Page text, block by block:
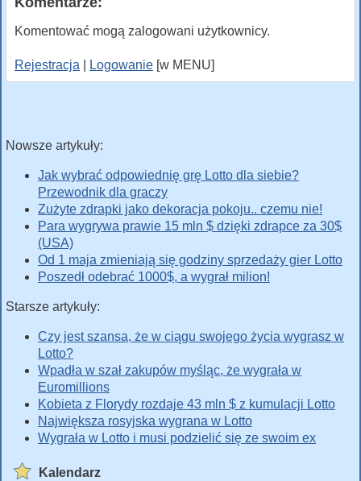
Komentować mogą zalogowani użytkownicy.
Rejestracja Logowanie [w MENU]
Nowsze artykuły:
Jak wybrać odpowiednię grę Lotto dla siebie?
Przewodnik dla graczy
Zużyte zdrapki jako dekoracja pokoju.. czemu nie!
Para wygrywa prawie 15 mln $ dzięki zdrapce za 30$
(USA)
Od 1 maja zmieniają się godziny sprzedaży gier Lotto
Poszedł odebrać 1000$, a wygrał milion!
Starsze artykuły:
Czy jest szansa, że w ciągu swojego życia wygrasz w
Lotto?
Wpadła w szał zakupów myśląc, że wygrała w
Euromillions
Kobieta z Florydy rozdaje 43 mln $ z kumulacji Lotto
Największa rosyjska wygrana w Lotto
Wygrała w Lotto i musi podzielić się ze swoim ex
Kalendarz